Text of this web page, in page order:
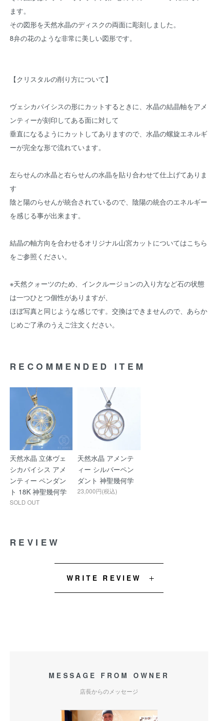
ます。
その図形を天然水晶のディスクの両面に彫刻しました。
8弁の花のような非常に美しい図形です。
【クリスタルの削り方について】
ヴェシカパイシスの形にカットするときに、水晶の結晶軸をアメ
ンティーが刻印してある面に対して
垂直になるようにカットしてありますので、水晶の螺旋エネルギ
ーが完全な形で流れています。
左らせんの水晶と右らせんの水晶を貼り合わせて仕上げてありま
す
陰と陽のらせんが統合されているので、陰陽の統合のエネルギー
を感じる事が出来ます。
結晶の軸方向を合わせるオリジナル山宮カットについてはこちら
をご参照ください。
※天然クォーツのため、インクルージョンの入り方など石の状態
は一つひとつ個性がありますが、
ほぼ写真と同じような感じです。交換はできませんので、あらか
じめご了承のうえご注文ください。
RECOMMENDED ITEM
天然水晶 立体ヴェ
シカパイシス アメ
ンティー ペンダン
ト 18K 神聖幾何学
SOLD OUT
天然水晶 アメンテ
ィー シルバーペン
ダント 神聖幾何学
23,000円(税込)
REVIEW
WRITE REVIEW
MESSAGE FROM OWNER
店長からのメッセージ